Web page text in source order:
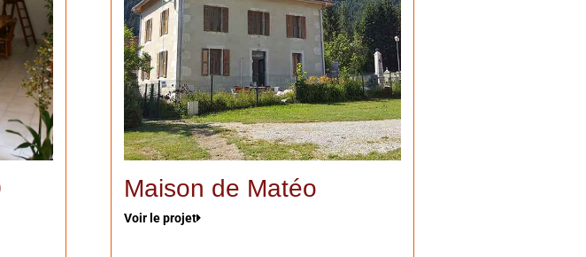
Maison de Matéo
Voir le projet